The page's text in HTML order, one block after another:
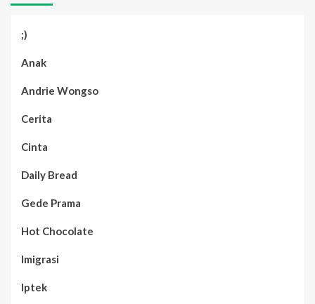
;)
Anak
Andrie Wongso
Cerita
Cinta
Daily Bread
Gede Prama
Hot Chocolate
Imigrasi
Iptek